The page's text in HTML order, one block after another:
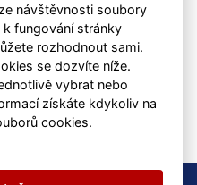
návštěvnosti soubory
fungování stránky
rozhodnout sami.
se dozvíte níže.
vybrat nebo
získáte kdykoliv na
cookies.